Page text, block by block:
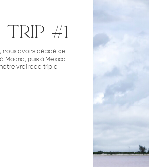
trip #1
nous avons décidé de
Madrid, puis à Mexico
vrai road trip a